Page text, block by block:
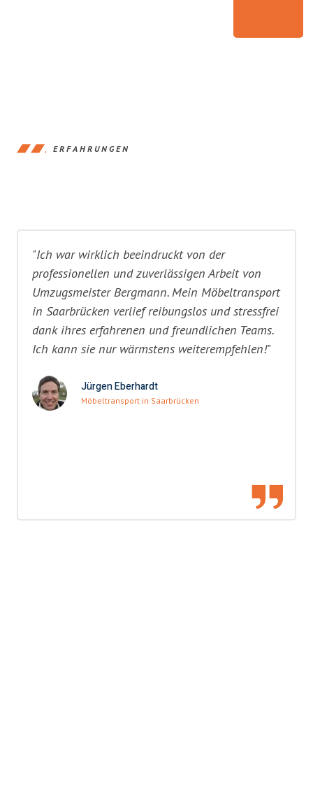
ERFAHRUNGEN
"Ich war wirklich beeindruckt von der
professionellen und zuverlässigen Arbeit von
Umzugsmeister Bergmann. Mein Möbeltransport
in Saarbrücken verlief reibungslos und stressfrei
dank ihres erfahrenen und freundlichen Teams.
Ich kann sie nur wärmstens weiterempfehlen!"
Jürgen Eberhardt
Möbeltransport in Saarbrücken